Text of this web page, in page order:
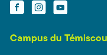
FacebookInstagramYouTube
Campus du